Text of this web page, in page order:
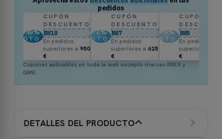
pedidos
10%
DTO.
CUPÓN
DESCUENTO
BW10
En pedidos
superiores a 950
€
7%
DTO.
CUPÓN
DESCUENTO
BW7
En pedidos
superiores a 625
€
5%
DTO.
CUPÓN
BW5
En pedidos
superiores a
€
Cupones aplicables en toda la web excepto marcas IMEX y
GME
DETALLES DEL PRODUCTO